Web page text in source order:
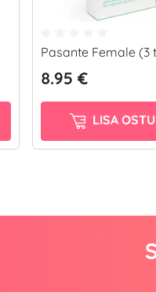
Pasante Female (3
8.95 €
LISA